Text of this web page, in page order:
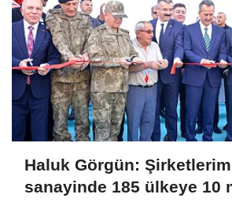
Haluk Görgün:
sanayinde 185 ülkeye 10